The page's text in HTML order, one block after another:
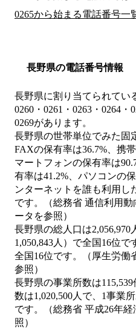
0265から始まる電話番号一
長野県の電話番号情報
長野県に割り当てられてい
0260・0261・0263・0264・
0269があります。
長野県の世帯単位でみた固
FAXの保有率は36.7%、携
マートフォンの保有率は
有率は41.2%、パソコンの
ンターネットを誰も利用し
です。（総務省 通信利用
ータを参照）
長野県の総人口は2,056,970
1,050,843人）で全国16位
全国16位です。（厚生労働
参照）
長野県の事業所数は
数は1,020,500人で、1事業
です。（総務省 平成26年
照）